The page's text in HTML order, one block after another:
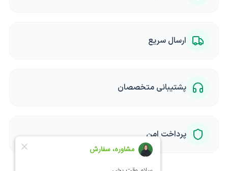
ارسال سریع
پشتیبانی متخصصان
پرداخت امن